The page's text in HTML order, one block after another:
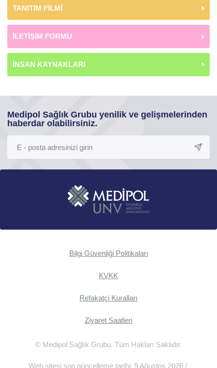
TANITIM FİLMİ
İLETİŞİM FORMU
İNSAN KAYNAKLARI
Medipol Sağlık Grubu yenilik ve gelişmelerinden
haberdar olabilirsiniz.
Bilgi Güvenliği Politikaları
KVKK
Refakatçi Kuralları
Ziyaret Saatleri
© Medipol Sağlık Grubu. Tüm Hakları Saklıdır.
Web sitesi son güncelleme tarihi: 9 Ağustos 2026 /